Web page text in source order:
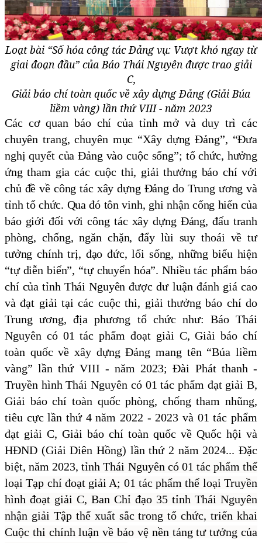
Loạt bài “Số hóa công tác Đảng vụ: Vượt khó ngay từ
giai đoạn đầu” của Báo Thái Nguyên được trao giải
C,
Giải báo chí toàn quốc về xây dựng Đảng (Giải Búa
liềm vàng) lần thứ VIII - năm 2023
Các cơ quan báo chí của tỉnh mở và duy trì các
chuyên trang, chuyên mục “Xây dựng Đảng”, “Đưa
nghị quyết của Đảng vào cuộc sống”; tổ chức, hưởng
ứng tham gia các cuộc thi, giải thưởng báo chí với
chủ đề về công tác xây dựng Đảng do Trung ương và
tỉnh tổ chức. Qua đó tôn vinh, ghi nhận cống hiến của
báo giới đối với công tác xây dựng Đảng, đấu tranh
phòng, chống, ngăn chặn, đẩy lùi suy thoái về tư
tưởng chính trị, đạo đức, lối sống, những biểu hiện
“tự diễn biến”, “tự chuyển hóa”. Nhiều tác phẩm báo
chí của tỉnh Thái Nguyênđược dư luận đánh giá cao
và đạt giải tại các cuộc thi, giải thưởng báo chí do
Trung ương, địa phương tổ chức như: Báo Thái
Nguyên có 01 tác phẩm đoạt giải C, Giải báo chí
toàn quốc về xây dựng Đảng mang tên “Búa liềm
vàng” lần thứ VIII - năm 2023; Đài Phát thanh -
Truyền hình Thái Nguyên có 01 tác phẩm đạt giải B,
Giải báo chí toàn quốc phòng, chống tham nhũng,
tiêu cực lần thứ 4 năm 2022 - 2023 và 01 tác phẩm
đạt giải C, Giải báo chí toàn quốc về Quốc hội và
HĐND (Giải Diên Hồng) lần thứ 2 năm 2024... Đặc
biệt, năm 2023,tỉnh Thái Nguyên có 01 tác phẩm thể
loại Tạp chí đoạt giải A; 01 tác phẩm thể loại Truyền
hình đoạt giải C, Ban Chỉ đạo 35 tỉnh Thái Nguyên
nhận giải Tập thể xuất sắc trong tổ chức, triển khai
Cuộc thi chính luận về bảo vệ nền tảng tư tưởng của